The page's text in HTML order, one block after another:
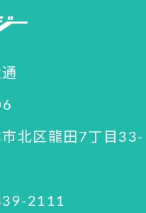
北区龍田7丁目33-
2111